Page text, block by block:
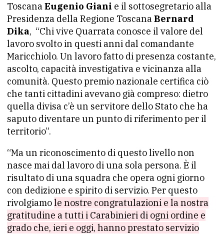
ToscanaEugenio Giani e il sottosegretario alla
Presidenza della Regione ToscanaBernard
Dika, “Chi vive Quarrata conosce il valore del
lavoro svolto in questi anni dal comandante
Maricchiolo. Un lavoro fatto di presenza costante,
ascolto, capacità investigativa e vicinanza alla
comunità. Questo premio nazionale certifica ciò
che tanti cittadini avevano già compreso: dietro
quella divisa c’è un servitore dello Stato che ha
saputo diventare un punto di riferimento per il
territorio”.
“Ma un riconoscimento di questo livello non
nasce mai dal lavoro di una sola persona. È il
risultato di una squadra che opera ogni giorno
con dedizione e spirito di servizio. Per questo
rivolgiamole nostre congratulazioni e la nostra
gratitudine a tutti i Carabinieri di ogni ordine e
grado che, ieri e oggi, hanno prestato servizio